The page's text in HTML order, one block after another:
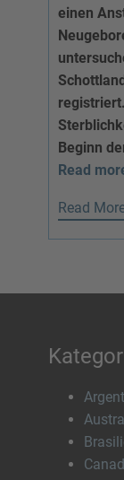
einen
Beginn
Read
Read